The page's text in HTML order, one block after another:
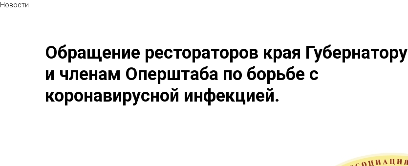
Новости
Обращение рестораторов края Губернатору
и членам Оперштаба по борьбе с
коронавирусной инфекцией.